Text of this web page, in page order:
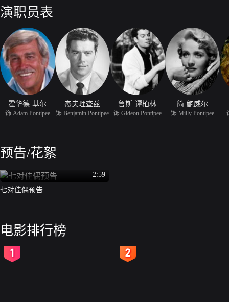
演职员表
霍华德·基尔
饰 Adam Pontipee
杰夫理查兹
饰 Benjamin Pontipee
鲁斯·谭柏林
饰 Gideon Pontipee
简·鲍威尔
饰 Milly Pontipee
预告/花絮
2:59
七对佳偶预告
电影排行榜